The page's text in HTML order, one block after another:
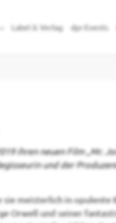
Submenu for "kulturalltag"
Label & Verlag dpr-Events
ihren neuen Film „Mr.
und der
sie meisterlich in
Orwell und seiner